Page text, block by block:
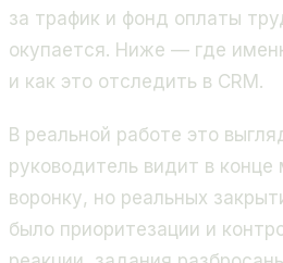
за трафик и фонд оплаты
окупается. Ниже — где
и как это отследить в CRM.
В реальной работе это
руководитель видит в
воронку, но реальных
было приоритезации и